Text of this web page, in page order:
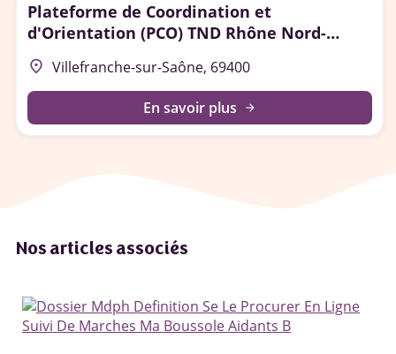
Plateforme de Coordination et
d'Orientation (PCO) TND Rhône Nord-
Ouest
place Villefranche-sur-Saône, 69400
En savoir plus arrow_forward
Nos articles associés